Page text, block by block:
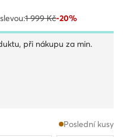
1 999 Kč-20%
při nákupu za min.
Poslední kusy